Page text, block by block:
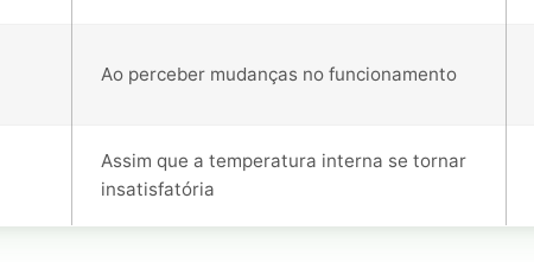
Ao perceber mudanças no funcionamento
Assim que a temperatura interna se tornar
insatisfatória